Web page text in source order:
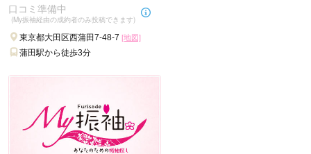
口コミ準備中
(My振袖経由の成約者のみ投稿できます)
東京都大田区西蒲田7-48-7 [地図]
蒲田駅から徒歩3分